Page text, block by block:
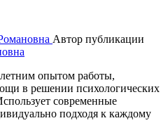
Автор публикации
опытом работы,
в решении психологических
современные
подходя к каждому